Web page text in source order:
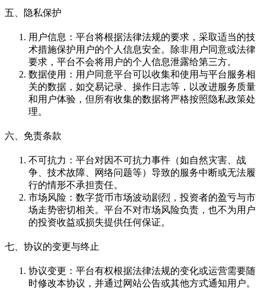
五、隐私保护
用户信息：平台将根据法律法规的要求，采取适当的技
术措施保护用户的个人信息安全。除非用户同意或法律
要求，平台不会将用户的个人信息泄露给第三方。
数据使用：用户同意平台可以收集和使用与平台服务相
关的数据，如交易记录、操作日志等，以改进服务质量
和用户体验，但所有收集的数据将严格按照隐私政策处
理。
六、免责条款
不可抗力：平台对因不可抗力事件（如自然灾害、战
争、技术故障、网络问题等）导致的服务中断或无法履
行的情形不承担责任。
市场风险：数字货币市场波动剧烈，投资者的盈亏与市
场走势密切相关。平台不对市场风险负责，也不为用户
的投资收益或损失提供任何保证。
七、协议的变更与终止
协议变更：平台有权根据法律法规的变化或运营需要随
时修改本协议，并通过网站公告或其他方式通知用户。